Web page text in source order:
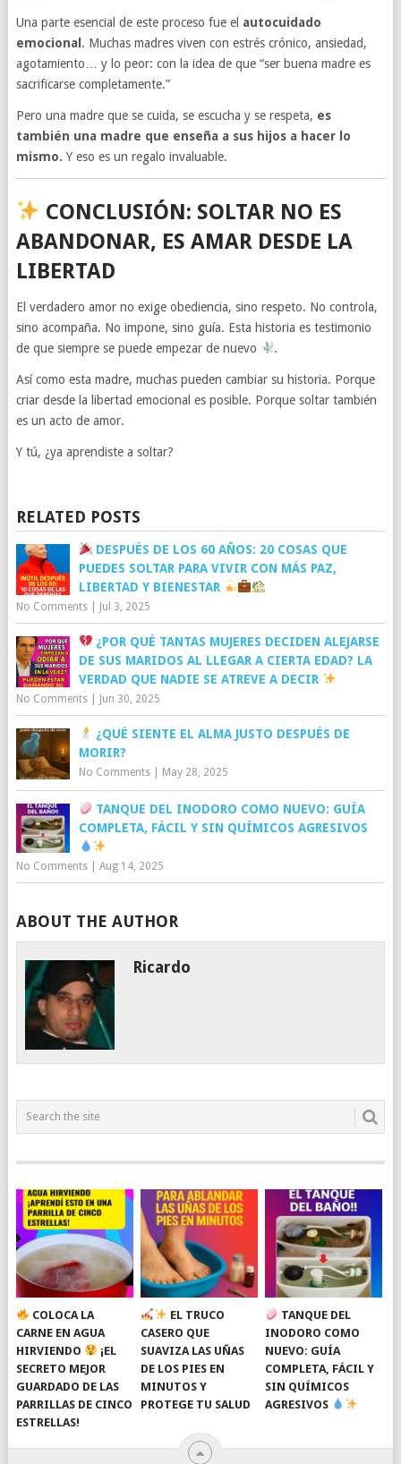
Una parte esencial de este proceso fue el autocuidado
emocional. Muchas madres viven con estrés crónico, ansiedad,
agotamiento… y lo peor: con la idea de que “ser buena madre es
sacrificarse completamente.”
Pero una madre que se cuida, se escucha y se respeta, es
también una madre que enseña a sus hijos a hacer lo
mismo. Y eso es un regalo invaluable.
CONCLUSIÓN: SOLTAR NO ES
ABANDONAR, ES AMAR DESDE LA
LIBERTAD
El verdadero amor no exige obediencia, sino respeto. No controla,
sino acompaña. No impone, sino guía. Esta historia es testimonio
de que siempre se puede empezar de nuevo
.
Así como esta madre, muchas pueden cambiar su historia. Porque
criar desde la libertad emocional es posible. Porque soltar también
es un acto de amor.
Y tú, ¿ya aprendiste a soltar?
RELATED POSTS
DESPUÉS DE LOS 60 AÑOS: 20 COSAS QUE
PUEDES SOLTAR PARA VIVIR CON MÁS PAZ,
LIBERTAD Y BIENESTAR
No Comments| Jul 3, 2025
¿POR QUÉ TANTAS MUJERES DECIDEN ALEJARSE
DE SUS MARIDOS AL LLEGAR A CIERTA EDAD? LA
VERDAD QUE NADIE SE ATREVE A DECIR
No Comments| Jun 30, 2025
¿QUÉ SIENTE EL ALMA JUSTO DESPUÉS DE
MORIR?
No Comments| May 28, 2025
TANQUE DEL INODORO COMO NUEVO: GUÍA
COMPLETA, FÁCIL Y SIN QUÍMICOS AGRESIVOS
No Comments| Aug 14, 2025
ABOUT THE AUTHOR
Ricardo
COLOCA LA
CARNE EN AGUA
HIRVIENDO
¡EL
SECRETO MEJOR
GUARDADO DE LAS
PARRILLAS DE CINCO
ESTRELLAS!
EL TRUCO
CASERO QUE
SUAVIZA LAS UÑAS
DE LOS PIES EN
MINUTOS Y
PROTEGE TU SALUD
TANQUE DEL
INODORO COMO
NUEVO: GUÍA
COMPLETA, FÁCIL Y
SIN QUÍMICOS
AGRESIVOS